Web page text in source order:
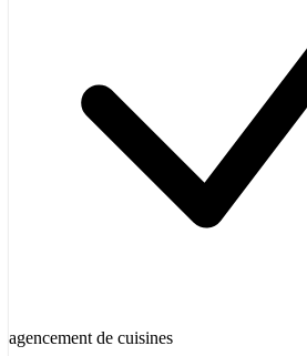
agencement de cuisines